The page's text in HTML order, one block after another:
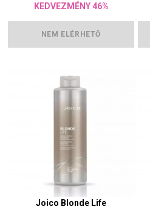
KEDVEZMÉNY 46%
NEM ELÉRHETŐ
Joico Blonde Life